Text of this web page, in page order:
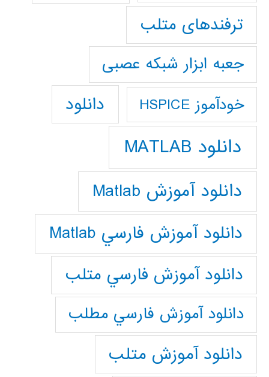
ترفندهای متلب
جعبه ابزار شبکه عصبی
خودآموز HSPICE دانلود
دانلود MATLAB
دانلود آموزش Matlab
دانلود آموزش فارسي Matlab
دانلود آموزش فارسي متلب
دانلود آموزش فارسي مطلب
دانلود آموزش متلب